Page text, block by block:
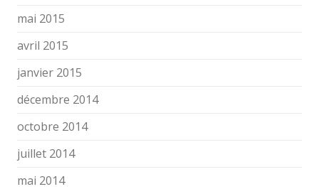
mai 2015
avril 2015
janvier 2015
décembre 2014
octobre 2014
juillet 2014
mai 2014